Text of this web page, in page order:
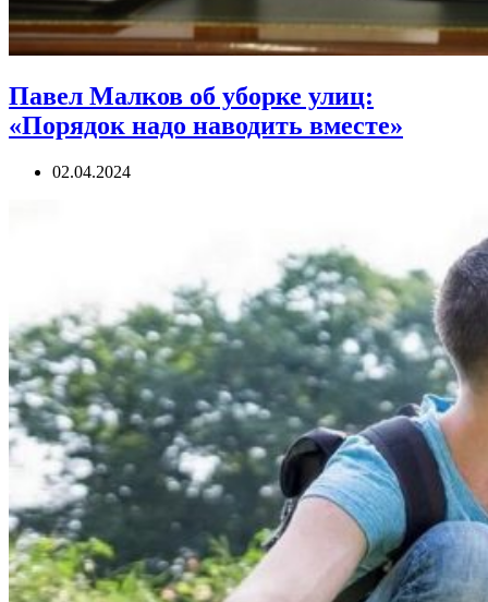
Павел Малков об уборке улиц:
«Порядок надо наводить вместе»
02.04.2024